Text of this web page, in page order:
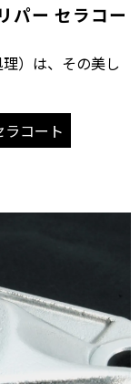
パー セラコー
）は、その美し
ラコート